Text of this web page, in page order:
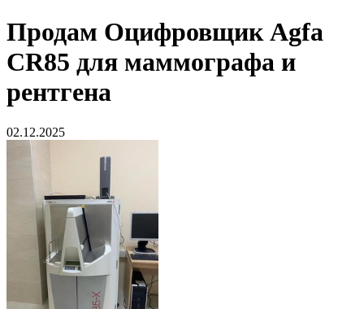
Продам Оцифровщик Agfa
CR85 для маммографа и
рентгена
02.12.2025